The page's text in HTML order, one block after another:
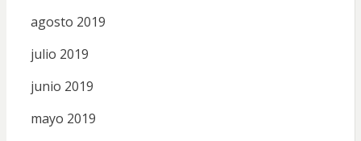
agosto 2019
julio 2019
junio 2019
mayo 2019